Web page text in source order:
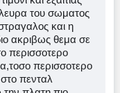
του σωματος
και η
ακριβως θεμα σε
περισσοτερο
περισσοτερο
πενταλ